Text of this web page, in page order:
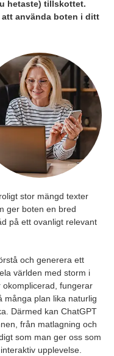
inspiration och
innehållet så att det
hetaste) tillskottet.
använda boten i ditt
stor mängd texter
ger boten en bred
på ett ovanligt relevant
och generera ett
världen med storm i
fungerar
många plan lika naturlig
Därmed kan ChatGPT
från matlagning och
som man ger oss som
upplevelse.